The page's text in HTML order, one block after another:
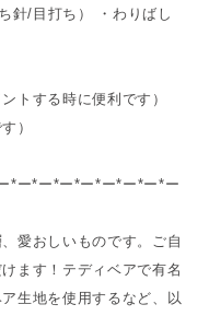
針/目打ち） ・わりばし
トする時に便利です）
）
*ー*ー*ー*ー*ー*ー*ー*ー
愛おしいものです。ご自
ます！テディベアで有名
生地を使用するなど、以